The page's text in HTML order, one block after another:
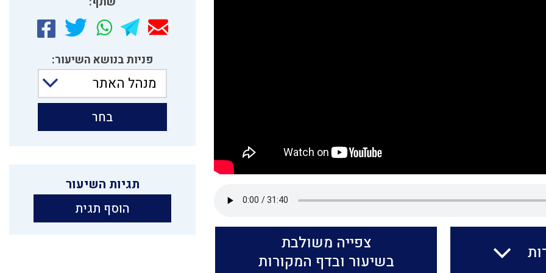
צפייה משולבת
בשיעור ובדף המקורות
פניות בנושא השיעור:
מנהל האתר
בחר
תגיות השיעור
הוסף תגית